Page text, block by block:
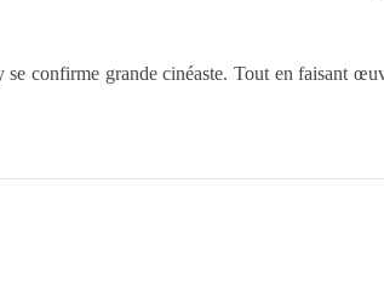
confirme grande cinéaste. Tout en faisant